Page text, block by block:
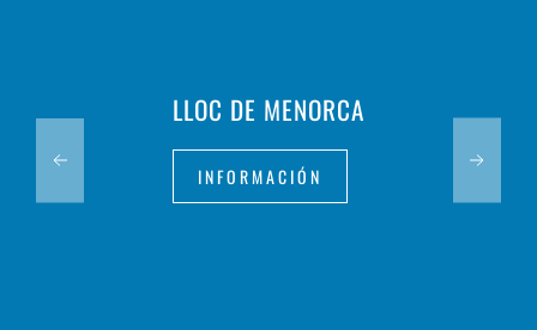
LLOC DE MENORCA
INFORMACIÓN